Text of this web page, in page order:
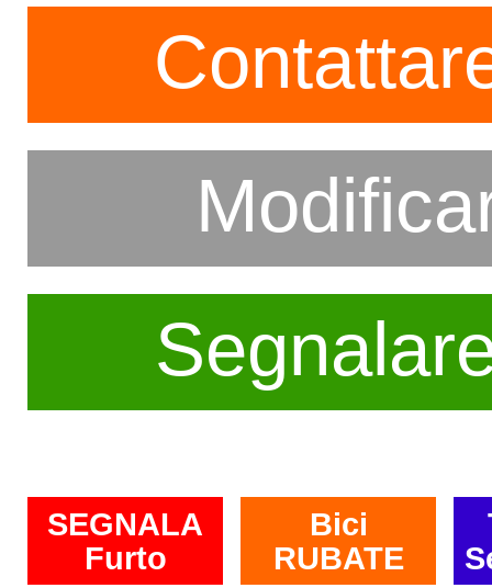
SEGNALA
Furto
Bici
RUBATE